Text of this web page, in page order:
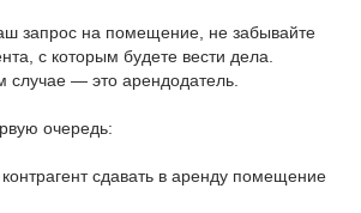
запрос на помещение, не забывайте
с которым будете вести дела.
случае — это арендодатель.
очередь:
сдавать в аренду помещение